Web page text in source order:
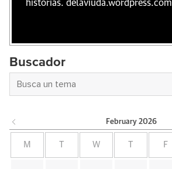
historias. delaviuda.wordpress.com
Buscador
February 2026
M W F